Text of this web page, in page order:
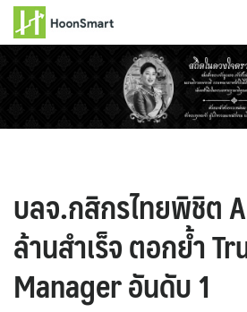
บลจ.กสิกรไทยพิชิต
ล้านสำเร็จ ตอกย้ำ
Manager อันดับ 1